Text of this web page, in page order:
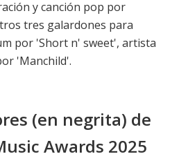
y canción pop por
tres galardones para
por 'Short n' sweet', artista
'Manchild'.
(en negrita) de
Awards 2025